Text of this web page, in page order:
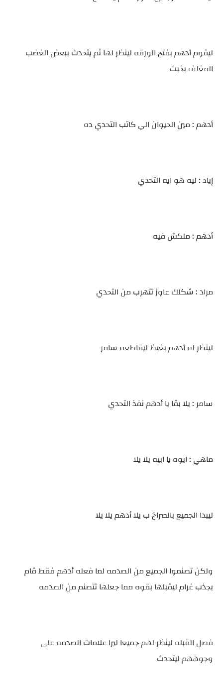
ليقوم أدهم بفتح الورقه لينظر لها ثم يتحدث ببعض الغضب
المغلف بخبث
أدهم : مين الحيوان الي كاتب التحدي ده
إياد : ليه هو ايه التحدي
أدهم : ملكش فيه
مراد : شكلك عاوز تتهرب من التحدي
لينظر له أدهم بغيظ ليقاطعه سامر
سامر : يلا بقا يا أدهم نفذ التحدي
ماهي : ايوه يا ابيه يلا يلا
ليبدا الجميع بالصراخ ب يلا أدهم يلا يلا
ولكن تصنموا الجميع من الصدمه لما فعله أدهم فقط قام
بجذب غرام ليقبلها بقوه مما جعلها تتصنم من الصدمه
فصل القبله لينظر لهم جميعا ليرا علامات الصدمه على
وجوههم ليتحدث